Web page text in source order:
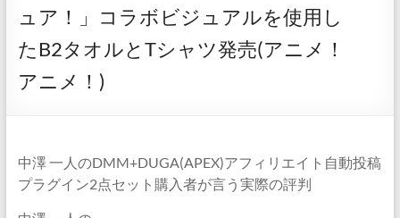
ュア！」コラボビジュアルを使用し
たB2タオルとTシャツ発売(アニメ！
アニメ！)
中澤 一人のDMM+DUGA(APEX)アフィリエイト自動投稿
プラグイン2点セット購入者が言う実際の評判